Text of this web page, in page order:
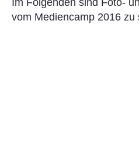
Im Folgenden sind Foto-
vom Mediencamp 2016 zu